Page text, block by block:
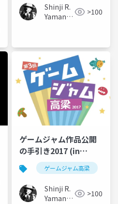
Shinji R.
Yamane
>100
ゲームジャム作品公開
の手引き2017 (in
Japanese)ゲームジャム高梁
Shinji R.
Yamane
>100